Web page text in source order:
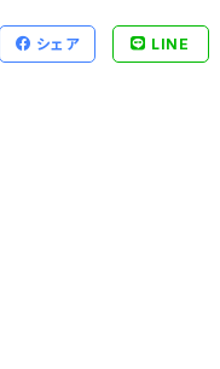
シェア LINE